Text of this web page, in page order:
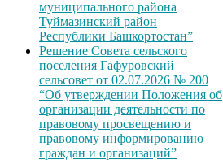
муниципального района
Туймазинский район
Республики Башкортостан”
Решение Совета сельского
поселения Гафуровский
сельсовет от 02.07.2026 № 200
“Об утверждении Положения об
организации деятельности по
правовому просвещению и
правовому информированию
граждан и организаций”